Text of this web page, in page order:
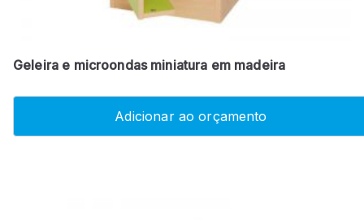
Geleira e microondas miniatura em madeira
Adicionar ao orçamento